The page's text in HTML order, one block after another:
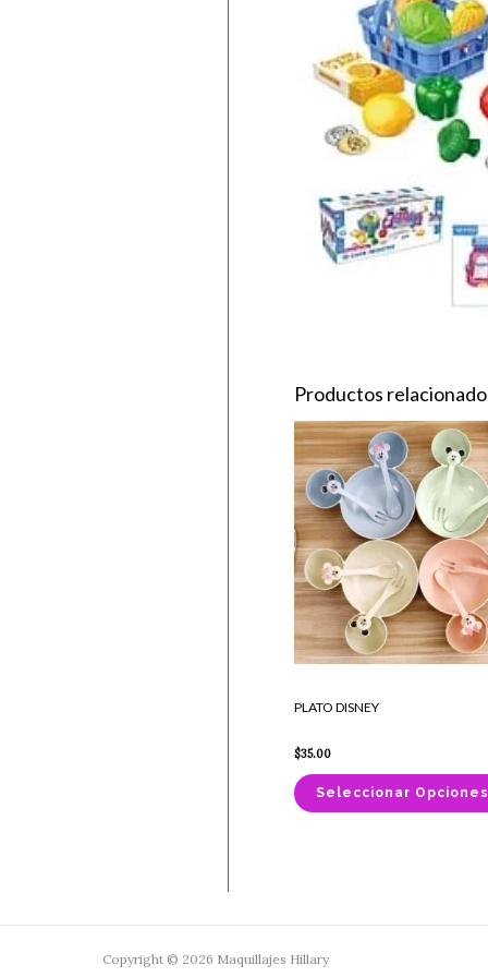
Productos
PLATO DISNEY
$35.00
Seleccionar Opciones
Copyright © 2026 Maquillajes Hillary